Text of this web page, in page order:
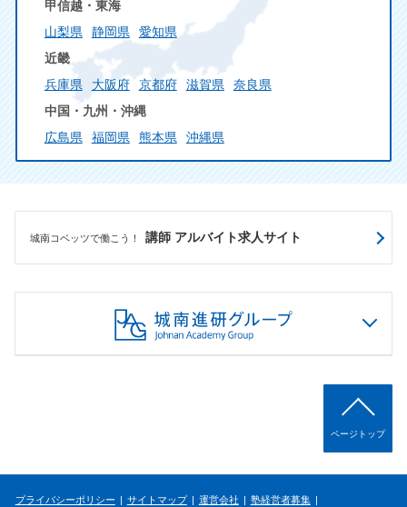
甲信越・東海
山梨県
静岡県
愛知県
近畿
兵庫県
大阪府 京都府 滋賀県
奈良県
中国・九州・沖縄
広島県
福岡県 熊本県 沖縄県
城南コベッツで働こう！ 講師 アルバイト求人サイト
ページトップ
プライバシーポリシー サイトマップ 運営会社 塾経営者募集